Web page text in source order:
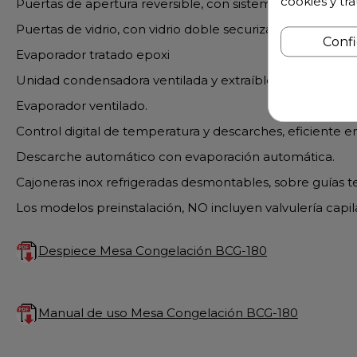
Puertas de apertura reversible, con sistema de cierre
Puertas de vidrio, con vidrio doble securizado.
Evaporador tratado epoxi
Unidad condensadora ventilada y extraíble.
Evaporador ventilado.
Control digital de temperatura y descarches, eficiente
Descarche automático con evaporación automática.
Cajoneras inox refrigeradas desmontables, sobre guías
Los modelos preinstalación, NO incluyen valvulería
Despiece Mesa Congelación BCG-180
Manual de uso Mesa Congelación BCG-180